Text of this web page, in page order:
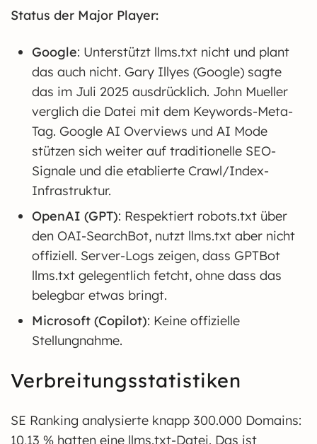
Status der Major Player:
Google: Unterstützt llms.txt nicht und plant
das auch nicht. Gary Illyes (Google) sagte
das im Juli 2025 ausdrücklich. John Mueller
verglich die Datei mit dem Keywords-Meta-
Tag. Google AI Overviews und AI Mode
stützen sich weiter auf traditionelle SEO-
Signale und die etablierte Crawl/Index-
Infrastruktur.
OpenAI (GPT): Respektiert robots.txt über
den OAI-SearchBot, nutzt llms.txt aber nicht
offiziell. Server-Logs zeigen, dass GPTBot
llms.txt gelegentlich fetcht, ohne dass das
belegbar etwas bringt.
Microsoft (Copilot): Keine offizielle
Stellungnahme.
Verbreitungsstatistiken
SE Ranking analysierte knapp 300.000 Domains:
10,13 % hatten eine llms.txt-Datei. Das ist